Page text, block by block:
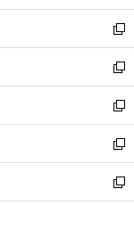
開
く
ウ
で
開
く
ン
ド
ウ
で
開
く
ウ
ィ
ン
ド
ウ
で
開
く
新
し
い
ウ
ィ
ン
ド
ウ
で
開
新
し
い
ウ
ィ
ン
ド
ウ
新
し
い
ウ
ィ
ン
新
し
い
ウ
新
し